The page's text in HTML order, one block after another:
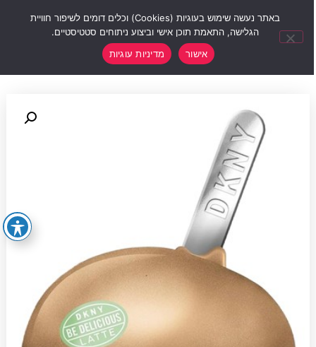
באתר נעשה שימוש בעוגיות (Cookies) וכלים דומים לשיפור חוויית
הגלישה, התאמת תוכן אישי וביצוע ניתוחים סטטיסטיים.
אישור
מדיניות עוגיות